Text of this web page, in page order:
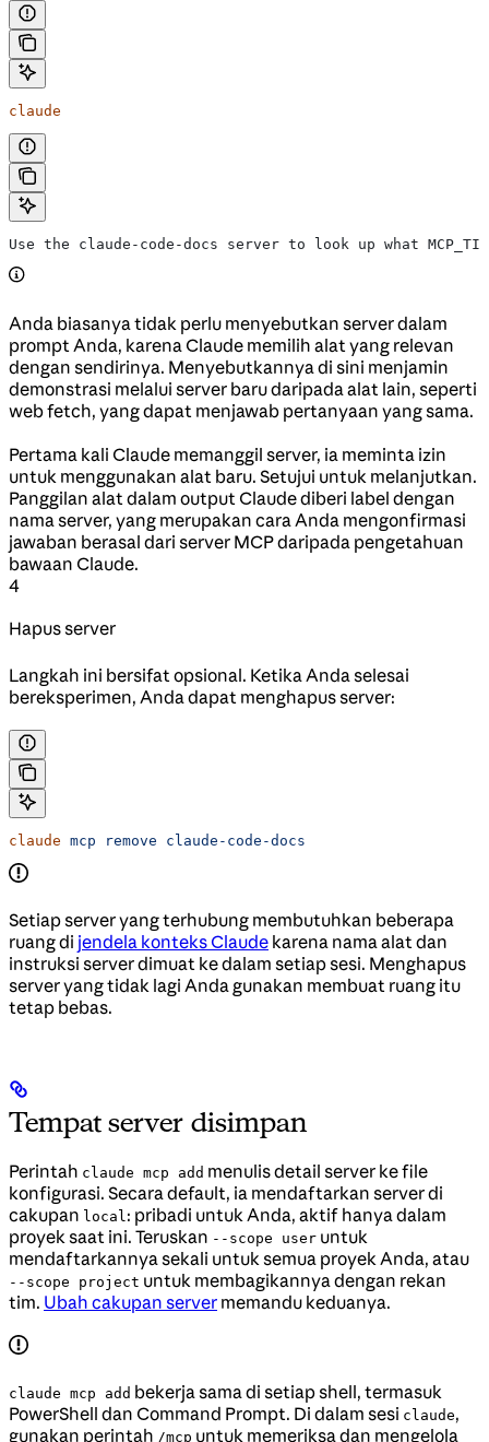
claude
Use the claude-code-docs server to look up what
Anda biasanya tidak perlu menyebutkan server dalam
prompt Anda, karena Claude memilih alat yang relevan
dengan sendirinya. Menyebutkannya di sini menjamin
demonstrasi melalui server baru daripada alat lain, seperti
web fetch, yang dapat menjawab pertanyaan yang sama.
Pertama kali Claude memanggil server, ia meminta izin
untuk menggunakan alat baru. Setujui untuk melanjutkan.
Panggilan alat dalam output Claude diberi label dengan
nama server, yang merupakan cara Anda mengonfirmasi
jawaban berasal dari server MCP daripada pengetahuan
bawaan Claude.
4
Hapus server
Langkah ini bersifat opsional. Ketika Anda selesai
bereksperimen, Anda dapat menghapus server:
claude mcp remove claude-code-docs
Setiap server yang terhubung membutuhkan beberapa
ruang di jendela konteks Claude karena nama alat dan
instruksi server dimuat ke dalam setiap sesi. Menghapus
server yang tidak lagi Anda gunakan membuat ruang itu
tetap bebas.
Tempat server disimpan
Perintah claude mcp add menulis detail server ke file
konfigurasi. Secara default, ia mendaftarkan server di
cakupan local : pribadi untuk Anda, aktif hanya dalam
proyek saat ini. Teruskan --scope user untuk
mendaftarkannya sekali untuk semua proyek Anda, atau
--scope project untuk membagikannya dengan rekan
tim. Ubah cakupan server memandu keduanya.
claude mcp add bekerja sama di setiap shell, termasuk
PowerShell dan Command Prompt. Di dalam sesi claude,
gunakan perintah /mcp untuk memeriksa dan mengelola